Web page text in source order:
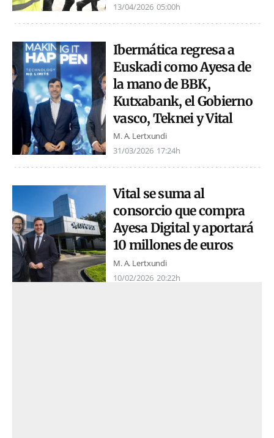
13/04/2026 05:00h
Ibermática regresa a
Euskadi como Ayesa de
la mano de BBK,
Kutxabank, el Gobierno
vasco, Teknei y Vital
M. A. Lertxundi
31/03/2026 17:24h
Vital se suma al
consorcio que compra
Ayesa Digital y aportará
10 millones de euros
M. A. Lertxundi
10/02/2026 20:22h